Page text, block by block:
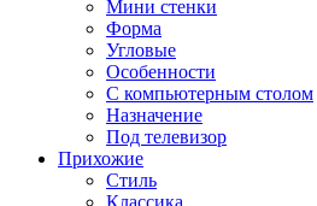
Мини стенки
Форма
Угловые
Особенности
С компьютерным столом
Назначение
Под телевизор
Прихожие
Стиль
Классика